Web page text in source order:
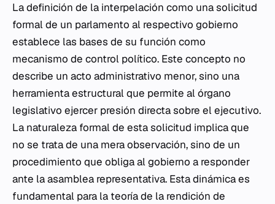
La definición de la interpelación como una solicitud
formal de un parlamento al respectivo gobierno
establece las bases de su función como
mecanismo de control político. Este concepto no
describe un acto administrativo menor, sino una
herramienta estructural que permite al órgano
legislativo ejercer presión directa sobre el ejecutivo.
La naturaleza formal de esta solicitud implica que
no se trata de una mera observación, sino de un
procedimiento que obliga al gobierno a responder
ante la asamblea representativa. Esta dinámica es
fundamental para la teoría de la rendición de